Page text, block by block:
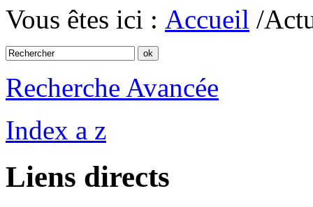
Vous êtes ici : Accueil /
Recherche Avancée
Index a z
Liens directs